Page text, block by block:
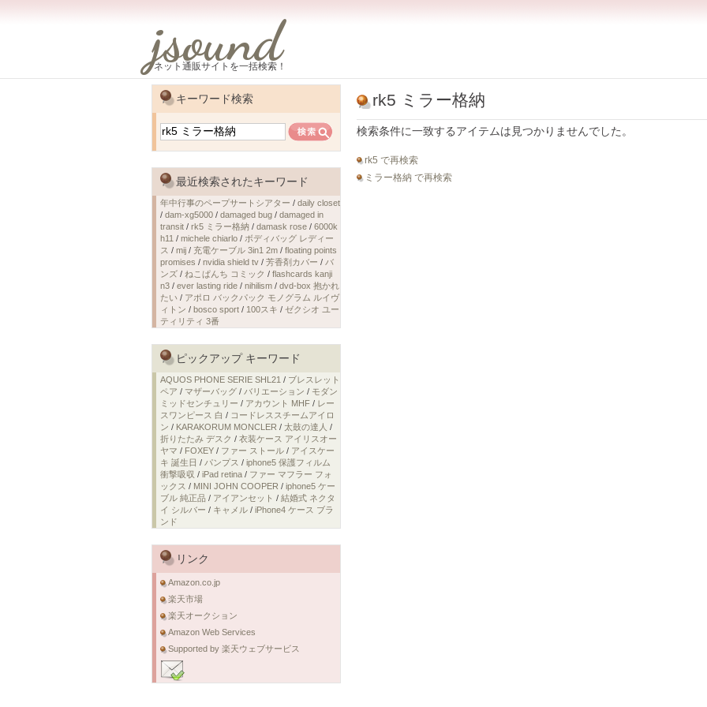
jsound
ネット通販サイトを一括検索！
rk5 ミラー格納
検索条件に一致するアイテムは見つかりませんでした。
rk5 で再検索
ミラー格納 で再検索
キーワード検索
最近検索されたキーワード
年中行事のペープサートシアター / daily closet
/ dam-xg5000 / damaged bug / damaged in
transit / rk5 ミラー格納 / damask rose / 6000k
h11 / michele chiarlo / ボディバッグ レディー
ス / mij / 充電ケーブル 3in1 2m / floating points
promises / nvidia shield tv / 芳香剤カバー / バ
ンズ / ねこぱんち コミック / flashcards kanji
n3 / ever lasting ride / nihilism / dvd-box 抱かれ
たい / アポロ バックパック モノグラム ルイヴ
ィトン / bosco sport / 100スキ / ゼクシオ ユー
ティリティ 3番
ピックアップ キーワード
AQUOS PHONE SERIE SHL21 / ブレスレット
ペア / マザーバッグ / バリエーション / モダン
ミッドセンチュリー / アカウント MHF / レー
スワンピース 白 / コードレススチームアイロ
ン / KARAKORUM MONCLER / 太鼓の達人 /
折りたたみ デスク / 衣装ケース アイリスオー
ヤマ / FOXEY / ファー ストール / アイスケー
キ 誕生日 / パンプス / iphone5 保護フィルム
衝撃吸収 / iPad retina / ファー マフラー フォ
ックス / MINI JOHN COOPER / iphone5 ケー
ブル 純正品 / アイアンセット / 結婚式 ネクタ
イ シルバー / キャメル / iPhone4 ケース ブラ
ンド
リンク
Amazon.co.jp
楽天市場
楽天オークション
Amazon Web Services
Supported by 楽天ウェブサービス